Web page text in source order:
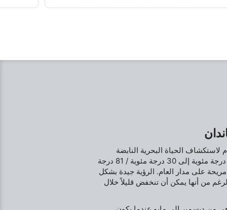
لاستكشاف الحياة البحرية النابضة
بالحياة. تتراوح درجات حرارة المياه عادةً من 27 درجة مئوية إلى 30 درجة مئوية / 81 درجة
مريحة على مدار العام. الرؤية جيدة بشكل
20 مترًا/66 قدمًا، على الرغم من أنها يمكن أن تنخفض قليلاً خلال